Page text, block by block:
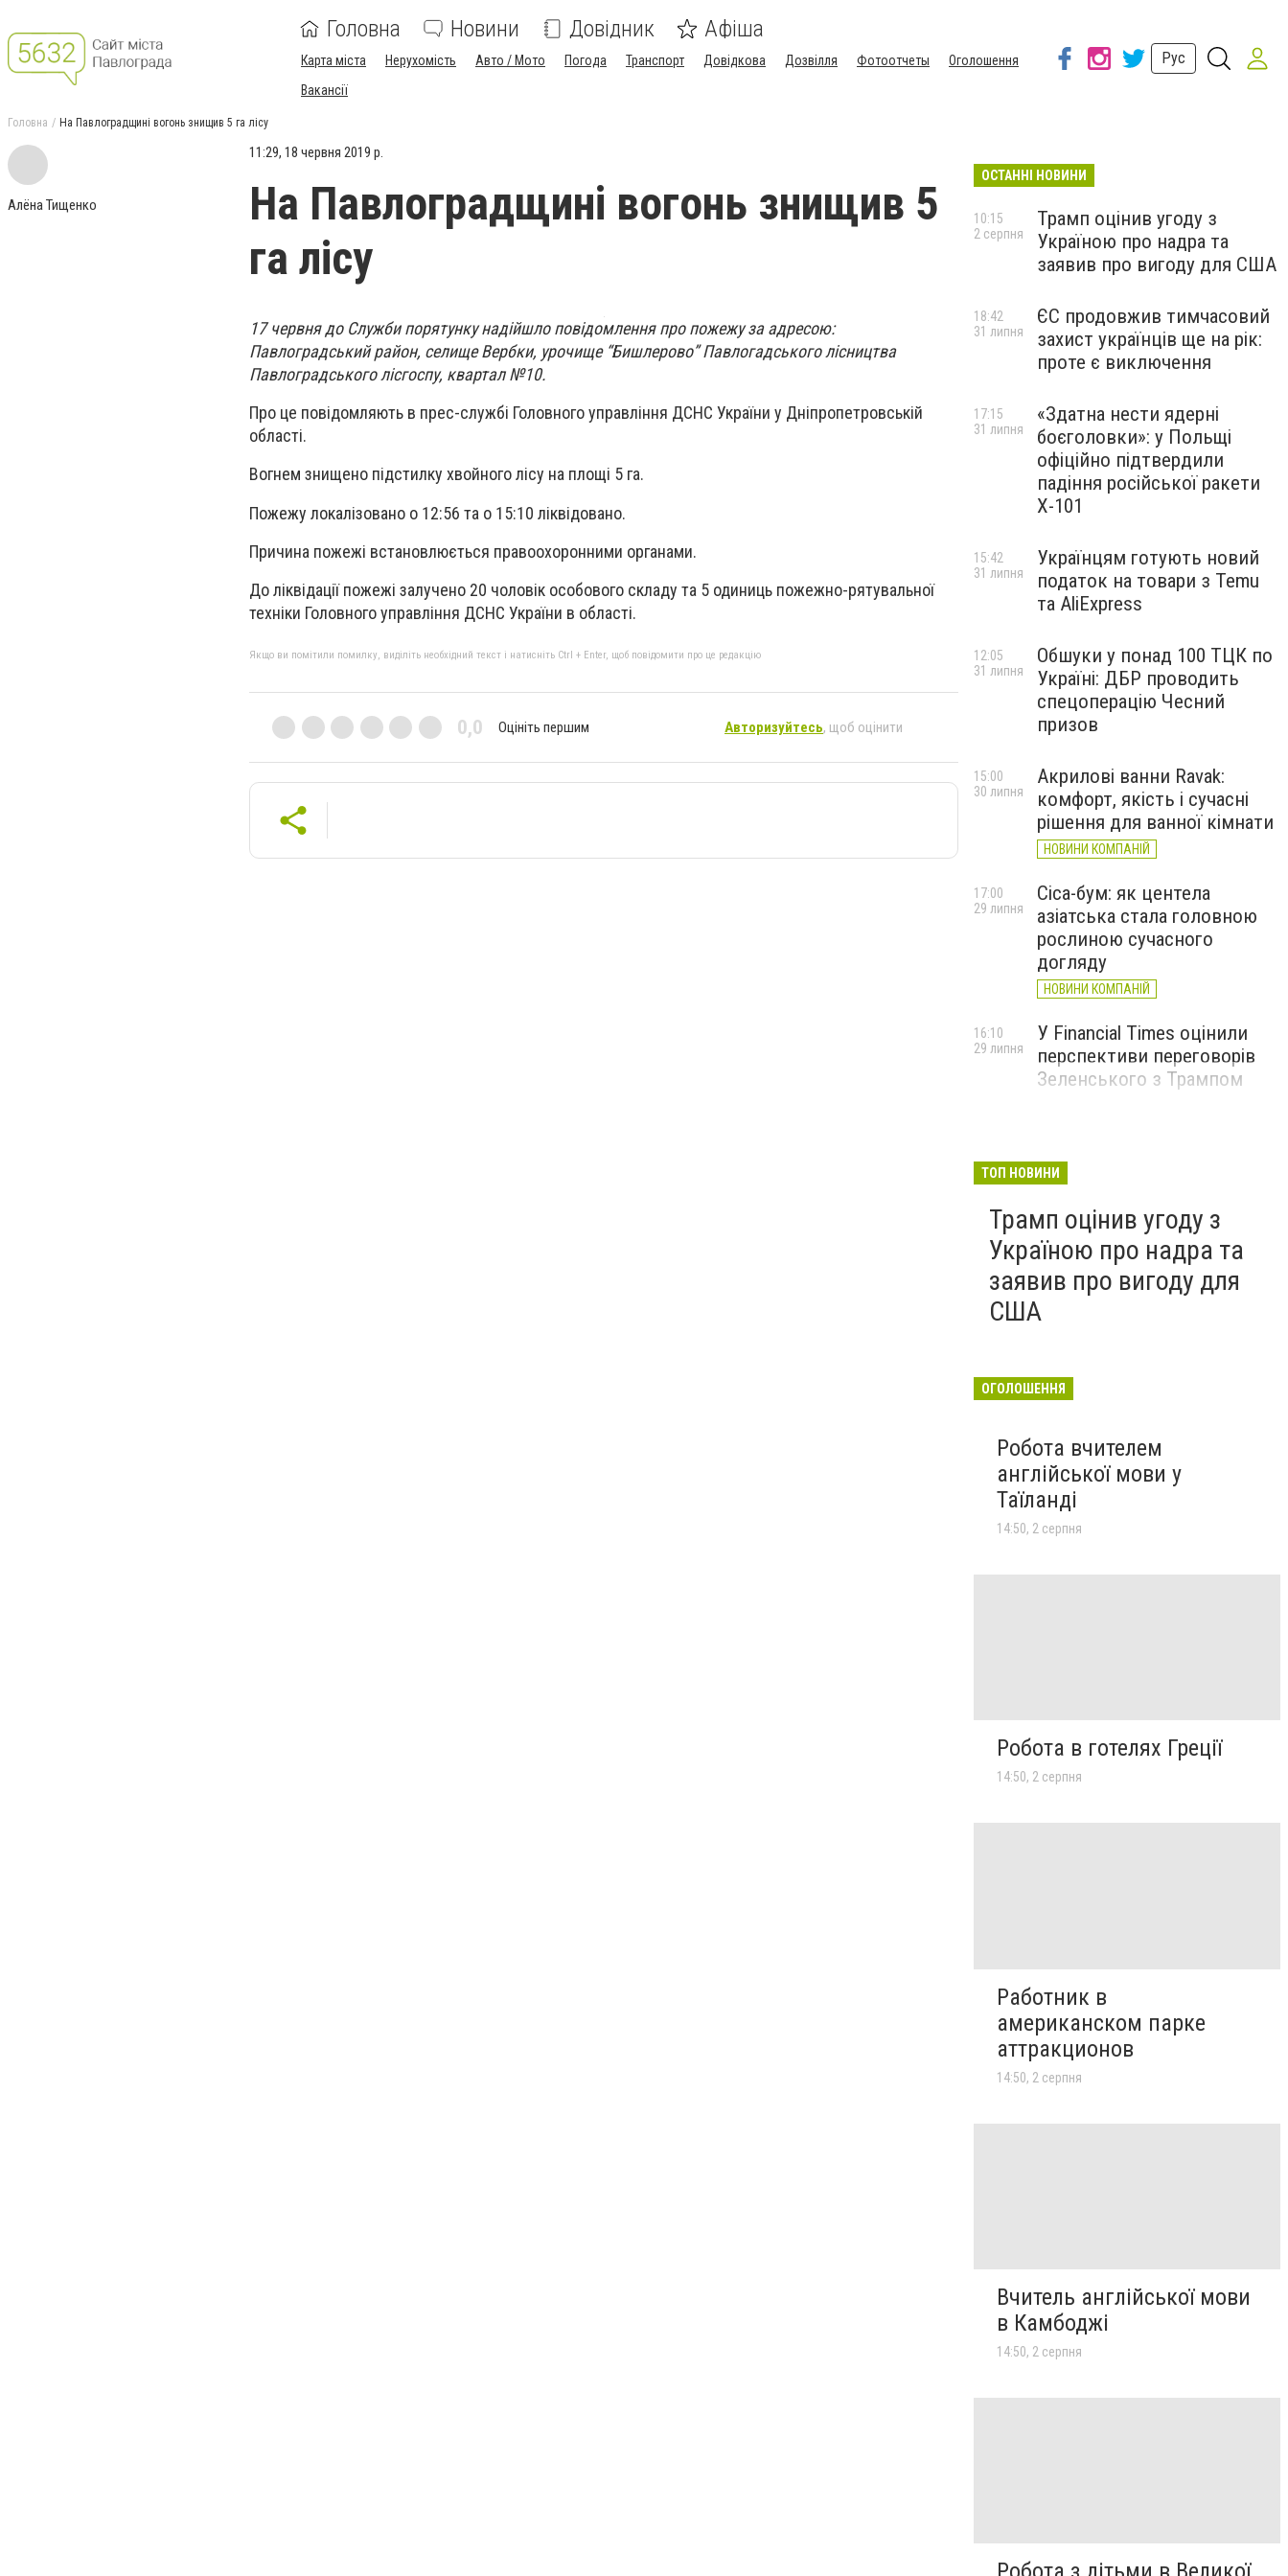
Головна Новини Довідник Афіша
Карта міста Нерухомість Авто / Мото Погода Транспорт Довідкова Дозвілля Фотоотчеты
Оголошення
Вакансії
Рус
Головна На Павлоградщині вогонь знищив 5 га лісу
Алёна Тищенко
11:29, 18 червня 2019 р.
На Павлоградщині вогонь знищив 5
га лісу
17 червня до Служби порятунку надійшло повідомлення про пожежу за адресою:
Павлоградський район, селище Вербки, урочище “Бишлерово” Павлогадського лісництва
Павлоградського лісгоспу, квартал №10.
Про це повідомляють в прес-службі Головного управління ДСНС України у Дніпропетровській
області.
Вогнем знищено підстилку хвойного лісу на площі 5 га.
Пожежу локалізовано о 12:56 та о 15:10 ліквідовано.
Причина пожежі встановлюється правоохоронними органами.
До ліквідації пожежі залучено 20 чоловік особового складу та 5 одиниць пожежно-рятувальної
техніки Головного управління ДСНС України в області.
Якщо ви помітили помилку, виділіть необхідний текст і натисніть Ctrl + Enter, щоб повідомити про це редакцію
0,0 Оцініть першим Авторизуйтесь, щоб оцінити
ОСТАННІ НОВИНИ
Трамп оцінив угоду з
Україною про надра та
заявив про вигоду для США
10:15
2 серпня
ЄС продовжив тимчасовий
захист українців ще на рік:
проте є виключення
18:42
31 липня
«Здатна нести ядерні
боєголовки»: у Польщі
офіційно підтвердили
падіння російської ракети
Х-101
17:15
31 липня
Українцям готують новий
податок на товари з Temu
та AliExpress
15:42
31 липня
Обшуки у понад 100 ТЦК по
Україні: ДБР проводить
спецоперацію Чесний
призов
12:05
31 липня
Акрилові ванни Ravak:
комфорт, якість і сучасні
рішення для ванної кімнати
НОВИНИ КОМПАНІЙ
15:00
30 липня
Cica-бум: як центела
азіатська стала головною
рослиною сучасного
догляду
НОВИНИ КОМПАНІЙ
17:00
29 липня
У Financial Times оцінили
перспективи переговорів
Зеленського з Трампом
16:10
29 липня
ТОП НОВИНИ
Трамп оцінив угоду з
Україною про надра та
заявив про вигоду для
США
ОГОЛОШЕННЯ
Робота вчителем
англійської мови у
Таїланді
14:50, 2 серпня
Робота в готелях Греції
14:50, 2 серпня
Работник в
американском парке
аттракционов
14:50, 2 серпня
Вчитель англійської мови
в Камбоджі
14:50, 2 серпня